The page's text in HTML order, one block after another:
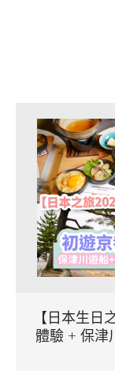
【日本生
體驗 + 保津